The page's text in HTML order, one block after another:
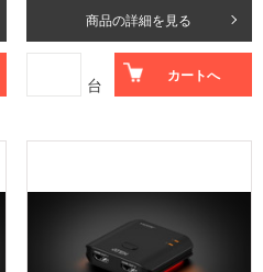
商品の詳細を見る
台 カートへ